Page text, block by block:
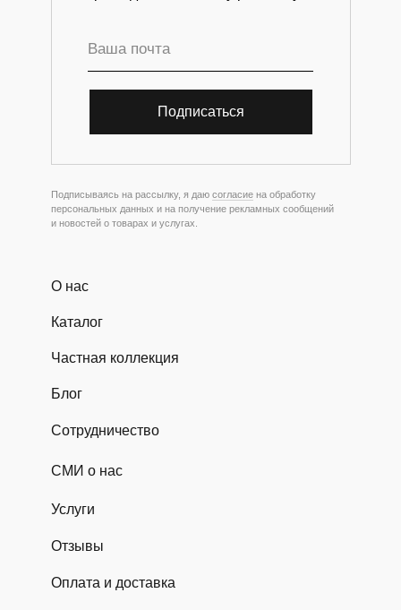
Подписываясь на рассылку, я даю согласие на обработку
персональных данных и на получение рекламных сообщений
и новостей о товарах и услугах.
Каталог
О нас
Блог
Частная коллекция
Сотрудничество
Услуги
Отзывы
Оплата и доставка
СМИ о нас
Подписаться